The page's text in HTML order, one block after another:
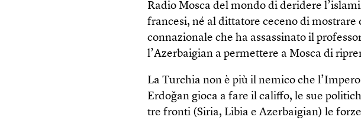
Radio Mosca del mondo di deridere
francesi, né al dittatore ceceno di mostrare
connazionale che ha assassinato il
l’Azerbaigian a permettere a Mosca di
La Turchia non è più il nemico che
Erdoğan gioca a fare il califfo, le sue
tre fronti (Siria, Libia e Azerbaigian) le